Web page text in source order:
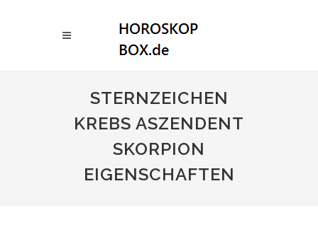
STERNZEICHEN
KREBS ASZENDENT
SKORPION
EIGENSCHAFTEN